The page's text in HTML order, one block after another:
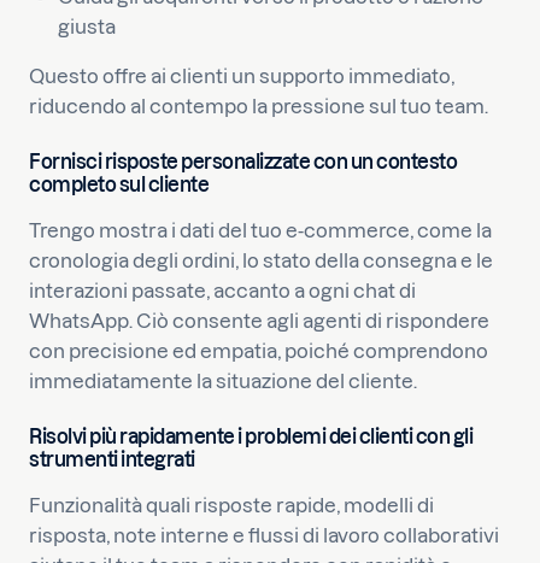
giusta
Questo offre ai clienti un supporto immediato,
riducendo al contempo la pressione sul tuo team.
Fornisci risposte personalizzate con un contesto
completo sul cliente
Trengo mostra i dati del tuo e-commerce, come la
cronologia degli ordini, lo stato della consegna e le
interazioni passate, accanto a ogni chat di
WhatsApp. Ciò consente agli agenti di rispondere
con precisione ed empatia, poiché comprendono
immediatamente la situazione del cliente.
Risolvi più rapidamente i problemi dei clienti con gli
strumenti integrati
Funzionalità quali risposte rapide, modelli di
risposta, note interne e flussi di lavoro collaborativi